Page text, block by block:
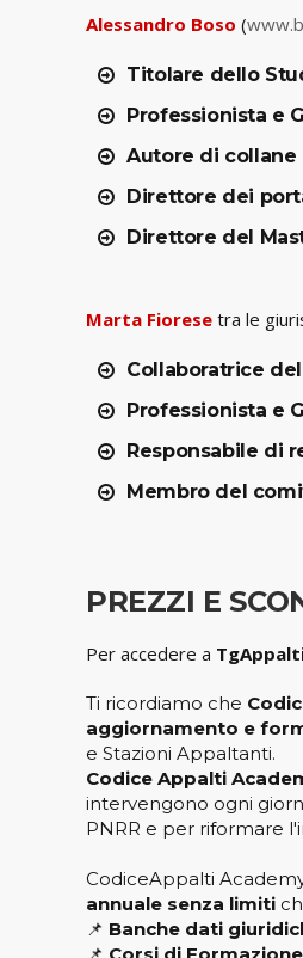
Alessandro Boso (
Titolare dello
Professionista e
Autore di collane
Direttore dei
Direttore del
Marta Fiorese tra le
Collaboratrice
Professionista e
Responsabile di
Membro del
PREZZI E
Per accedere a
Ti ricordiamo che
aggiornamento e
e Stazioni Appaltanti.
Codice Appalti
intervengono ogni
PNRR e per riformare
CodiceAppalti
annuale senza limiti
📌 Banche dati